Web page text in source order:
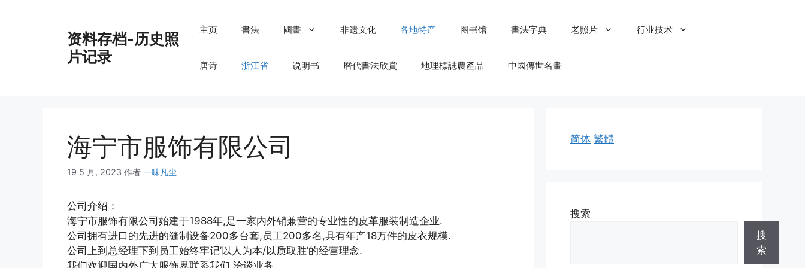
资料存档-历史照
片记录
主页 書法 國畫 非遗文化 各地特产 图书馆 書法字典 老照片 行业技术
唐诗 浙江省 说明书 曆代書法欣賞 地理標誌農產品 中國傳世名畫
海宁市服饰有限公司
19 5 月, 2023 作者 一味凡尘
公司介绍：
海宁市服饰有限公司始建于1988年,是一家内外销兼营的专业性的皮革服装制造企业.
公司拥有进口的先进的缝制设备200多台套,员工200多名,具有年产18万件的皮衣规模.
公司上到总经理下到员工始终牢记’以人为本/以质取胜’的经营理念.
简体 繁體
搜索
搜
索